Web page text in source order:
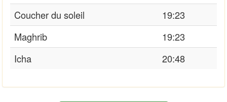
Coucher du soleil
19:23
Maghrib
19:23
Icha
20:48